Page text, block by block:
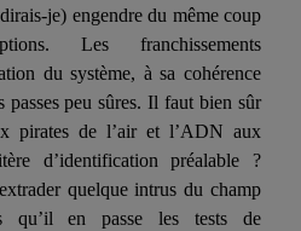
je) engendre du même coup
Les franchissements
du système, à sa cohérence
passes peu sûres. Il faut bien sûr
pirates de l’air et l’ADN aux
d’identification préalable ?
quelque intrus du champ
qu’il en passe les tests de